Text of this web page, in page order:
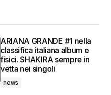
ARIANA GRANDE #1 nella
classifica italiana album e
fisici. SHAKIRA sempre in
vetta nei singoli
news